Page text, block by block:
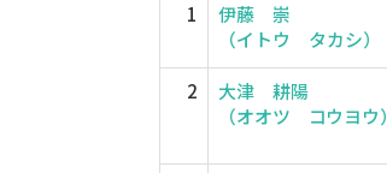
1
伊藤 崇
（イトウ タカシ）
2
大津 耕陽
（オオツ コウヨウ）